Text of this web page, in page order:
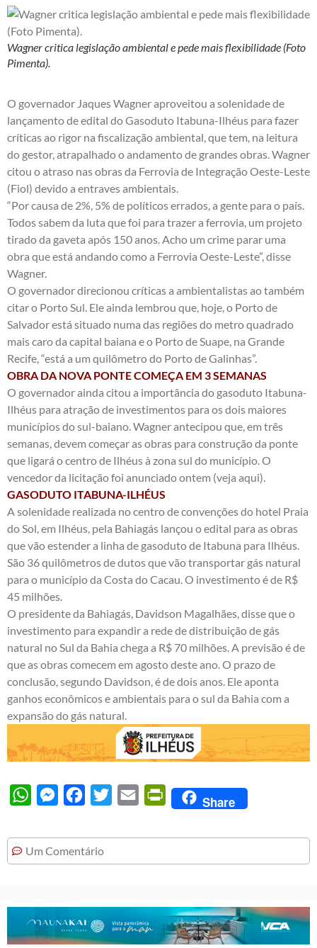
Wagner critica legislação ambiental e pede mais flexibilidade (Foto
Pimenta).
O governador Jaques Wagner aproveitou a solenidade de
lançamento de edital do Gasoduto Itabuna-Ilhéus para fazer
críticas ao rigor na fiscalização ambiental, que tem, na leitura
do gestor, atrapalhado o andamento de grandes obras. Wagner
citou o atraso nas obras da Ferrovia de Integração Oeste-Leste
(Fiol) devido a entraves ambientais.
“Por causa de 2%, 5% de políticos errados, a gente para o país.
Todos sabem da luta que foi para trazer a ferrovia, um projeto
tirado da gaveta após 150 anos. Acho um crime parar uma
obra que está andando como a Ferrovia Oeste-Leste”, disse
Wagner.
O governador direcionou críticas a ambientalistas ao também
citar o Porto Sul. Ele ainda lembrou que, hoje, o Porto de
Salvador está situado numa das regiões do metro quadrado
mais caro da capital baiana e o Porto de Suape, na Grande
Recife, “está a um quilômetro do Porto de Galinhas”.
OBRA DA NOVA PONTE COMEÇA EM 3 SEMANAS
O governador ainda citou a importância do gasoduto Itabuna-
Ilhéus para atração de investimentos para os dois maiores
municípios do sul-baiano. Wagner antecipou que, em três
semanas, devem começar as obras para construção da ponte
que ligará o centro de Ilhéus à zona sul do município. O
vencedor da licitação foi anunciado ontem (veja aqui).
GASODUTO ITABUNA-ILHÉUS
A solenidade realizada no centro de convenções do hotel Praia
do Sol, em Ilhéus, pela Bahiagás lançou o edital para as obras
que vão estender a linha de gasoduto de Itabuna para Ilhéus.
São 36 quilômetros de dutos que vão transportar gás natural
para o município da Costa do Cacau. O investimento é de R$
45 milhões.
O presidente da Bahiagás, Davidson Magalhães, disse que o
investimento para expandir a rede de distribuição de gás
natural no Sul da Bahia chega a R$ 70 milhões. A previsão é de
que as obras comecem em agosto deste ano. O prazo de
conclusão, segundo Davidson, é de dois anos. Ele aponta
ganhos econômicos e ambientais para o sul da Bahia com a
expansão do gás natural.
WhatsAppMessengerFacebook
Twitter Email PrintFriendly
Share
Um Comentário